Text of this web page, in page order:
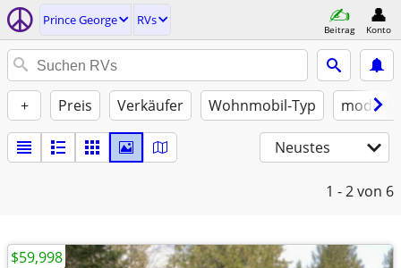
Prince George RVs
Beitrag Konto
+ Preis Verkäufer Wohnmobil-Typ
Neustes
1 - 2von 6
$59,998